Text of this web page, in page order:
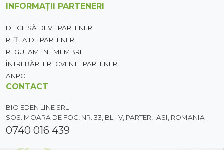
INFORMAȚII PARTENERI
DE CE SĂ DEVII PARTENER
REȚEA DE PARTENERI
REGULAMENT MEMBRI
ÎNTREBĂRI FRECVENTE PARTENERI
ANPC
CONTACT
BIO EDEN LINE SRL
SOS. MOARA DE FOC, NR. 33, BL. IV, PARTER, IASI, ROMANIA
0740 016 439